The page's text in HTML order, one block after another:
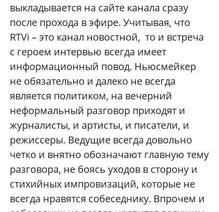
выкладывается на сайте канала сразу
после прохода в эфире. Учитывая, что
RTVi – это канал новостной, то и встреча
с героем интервью всегда имеет
информационный повод. Ньюсмейкер
не обязательно и далеко не всегда
является политиком, на вечерний
неформальный разговор приходят и
журналисты, и артисты, и писатели, и
режиссеры. Ведущие всегда довольно
четко и внятно обозначают главную тему
разговора, не боясь уходов в сторону и
стихийных импровизаций, которые не
всегда нравятся собеседнику. Впрочем и